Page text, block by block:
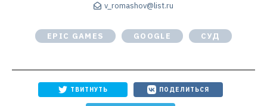
v_romashov@list.ru
EPIC GAMES GOOGLE СУД
ТВИТНУТЬ ПОДЕЛИТЬСЯ